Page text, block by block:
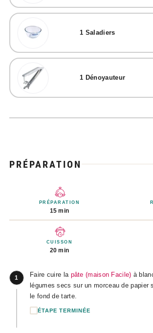
1 Saladiers
1 Dénoyauteur
PRÉPARATION
PRÉPARATION
15 min
CUISSON
20 min
1 Faire cuire la pâte (maison Facile) à
légumes secs sur un morceau de papier
le fond de tarte.
ÉTAPE TERMINÉE